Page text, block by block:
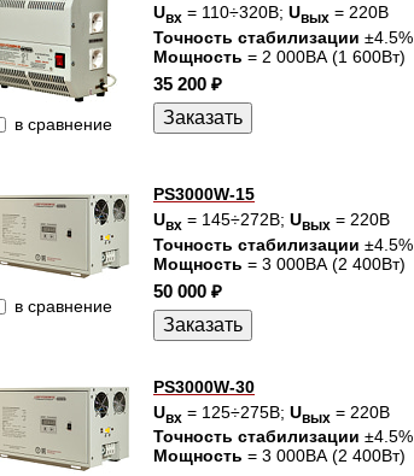
в сравнение
Uвх = 110÷320В; Uвых = 220В
Точность стабилизации ±4.5%
Мощность = 2 000ВА (1 600Вт)
35 200 ₽
в сравнение
PS3000W-15
Uвх = 145÷272В; Uвых = 220В
Точность стабилизации ±4.5%
Мощность = 3 000ВА (2 400Вт)
50 000 ₽
PS3000W-30
Uвх = 125÷275В; Uвых = 220В
Точность стабилизации ±4.5%
Мощность = 3 000ВА (2 400Вт)